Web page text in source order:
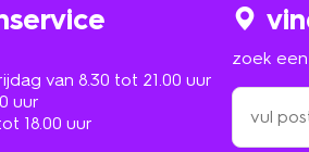
van 8.30 tot 21.00 uur
uur
18.00 uur
zoek
zoek
een
winkel